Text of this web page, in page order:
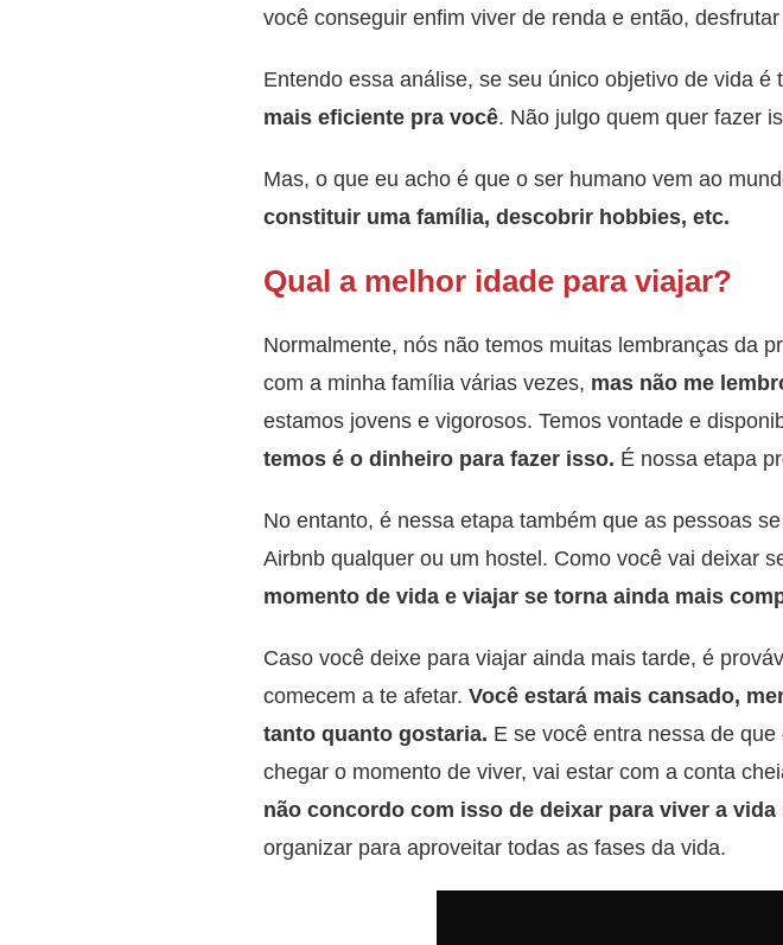
você conseguir enfim viver de renda e então,
Entendo essa análise, se seu único objetivo de vida
mais eficiente pra você. Não julgo quem quer fazer
Mas, o que eu acho é que o ser humano vem ao
constituir uma família, descobrir hobbies, etc.
Qual a melhor idade para viajar?
Normalmente, nós não temos muitas lembranças da
com a minha família várias vezes, mas não me
estamos jovens e vigorosos. Temos vontade e
temos é o dinheiro para fazer isso. É nossa etapa
No entanto, é nessa etapa também que as pessoas
Airbnb qualquer ou um hostel. Como você vai deixar
momento de vida e viajar se torna ainda mais
Caso você deixe para viajar ainda mais tarde, é
comecem a te afetar. Você estará mais cansado,
tanto quanto gostaria. E se você entra nessa de
chegar o momento de viver, vai estar com a conta
não concordo com isso de deixar para viver a vida
organizar para aproveitar todas as fases da vida.